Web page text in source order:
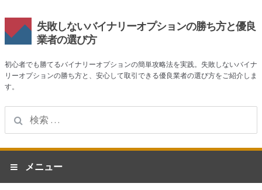
失敗しないバイナリーオプションの勝ち方と優良
業者の選び方
初心者でも勝てるバイナリーオプションの簡単攻略法を実践。失敗しないバイナ
リーオプションの勝ち方と、安心して取引できる優良業者の選び方をご紹介しま
す。
ナ
ビ
ゲ
コ
ン
テ
メニュー